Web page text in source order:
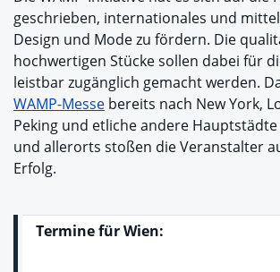
geschrieben, internationales und
Design und Mode zu fördern. Die
hochwertigen Stücke sollen dabei für
leistbar zugänglich gemacht werden.
WAMP-Messe bereits nach New York,
Peking und etliche andere
und allerorts stoßen die Veranstalter
Erfolg.
Termine für Wien: